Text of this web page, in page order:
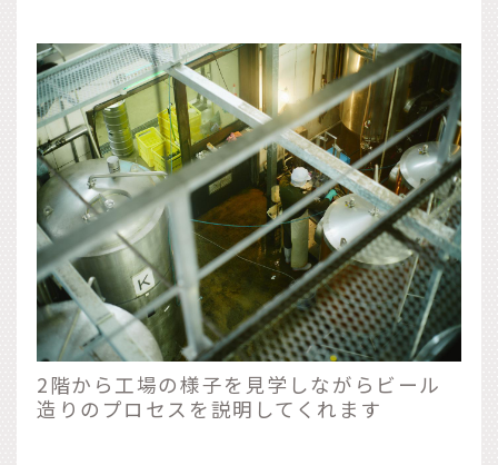
2階から工場の様子を見学しながらビール
造りのプロセスを説明してくれます